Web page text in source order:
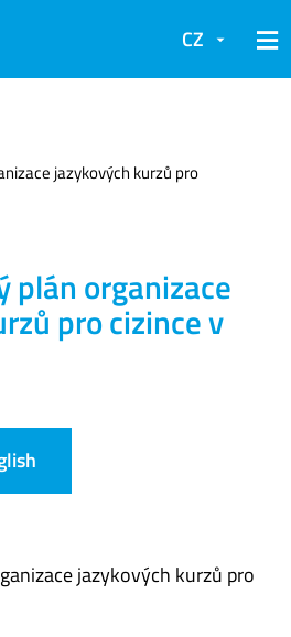
CZ
jazykových kurzů pro
plán organizace
pro cizince v
jazykových kurzů pro